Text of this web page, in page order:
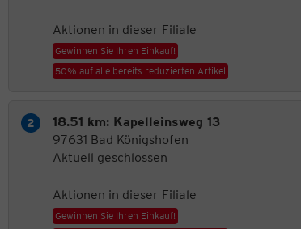
Aktionen in dieser Filiale
Gewinnen Sie Ihren Einkauf!
50% auf alle bereits reduzierten Artikel
18.51 km: Kapelleinsweg 13
97631 Bad Königshofen
Aktuell geschlossen
Aktionen in dieser Filiale
Gewinnen Sie Ihren Einkauf!